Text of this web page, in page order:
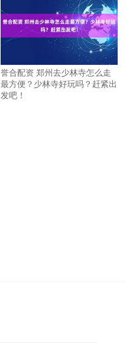
誉合配资 郑州去少林寺怎么走
最方便？少林寺好玩吗？赶紧出
发吧！